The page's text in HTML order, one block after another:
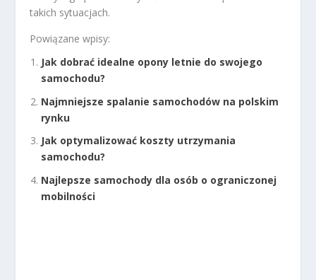
takich sytuacjach.
Powiązane wpisy:
Jak dobrać idealne opony letnie do swojego
samochodu?
Najmniejsze spalanie samochodów na polskim
rynku
Jak optymalizować koszty utrzymania
samochodu?
Najlepsze samochody dla osób o ograniczonej
mobilności